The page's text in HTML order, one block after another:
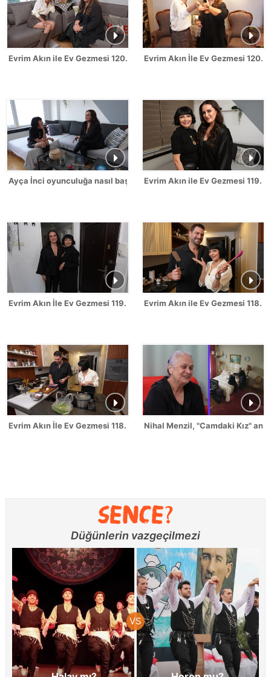
Evrim Akın ile Ev Gezmesi 120. Bölüm - Sevinç Erbulak
Evrim Akın İle Ev Gezmesi 120.
Ayça İnci oyunculuğa nasıl başladığını anlattı!Evrim Akın ile Ev Gezmesi 119.
Evrim Akın İle Ev Gezmesi 119. Bölüm FragmanıEvrim Akın ile Ev Gezmesi 118.
Evrim Akın İle Ev Gezmesi 118. Bölüm FragmanıNihal Menzil, "Camdaki Kız"
Düğünlerin vazgeçilmezi